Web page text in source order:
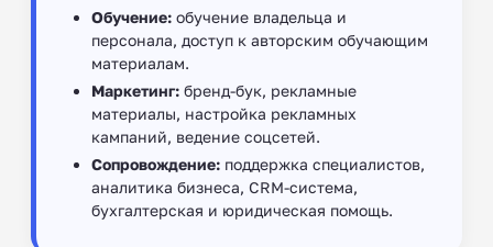
Обучение: обучение владельца и
персонала, доступ к авторским обучающим
материалам.
Маркетинг: бренд-бук, рекламные
материалы, настройка рекламных
кампаний, ведение соцсетей.
Сопровождение: поддержка специалистов,
аналитика бизнеса, CRM-система,
бухгалтерская и юридическая помощь.